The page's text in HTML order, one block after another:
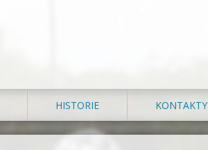
HISTORIE KONTAKTY